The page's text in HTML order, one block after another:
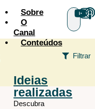
Sobre
O
Canal
Conteúdos
Ideias
realizadas
Descubra
Filtrar